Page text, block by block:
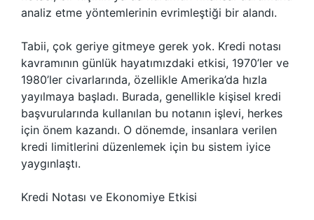
analiz etme yöntemlerinin evrimleştiği bir alandı.
Tabii, çok geriye gitmeye gerek yok. Kredi notası
kavramının günlük hayatımızdaki etkisi, 1970’ler ve
1980’ler civarlarında, özellikle Amerika’da hızla
yayılmaya başladı. Burada, genellikle kişisel kredi
başvurularında kullanılan bu notanın işlevi, herkes
için önem kazandı. O dönemde, insanlara verilen
kredi limitlerini düzenlemek için bu sistem iyice
yaygınlaştı.
Kredi Notası ve Ekonomiye Etkisi